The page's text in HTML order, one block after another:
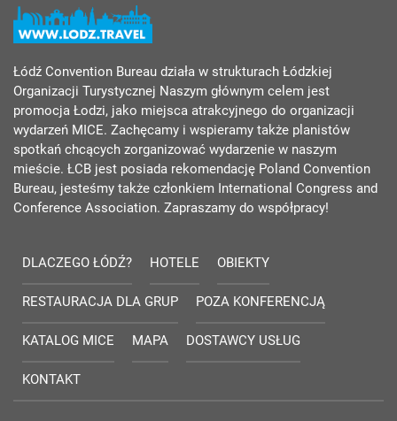
Łódź Convention Bureau działa w strukturach Łódzkiej
Organizacji Turystycznej Naszym głównym celem jest
promocja Łodzi, jako miejsca atrakcyjnego do organizacji
wydarzeń MICE. Zachęcamy i wspieramy także planistów
spotkań chcących zorganizować wydarzenie w naszym
mieście. ŁCB jest posiada rekomendację Poland Convention
Bureau, jesteśmy także członkiem International Congress and
Conference Association. Zapraszamy do współpracy!
DLACZEGO ŁÓDŹ? HOTELE OBIEKTY
RESTAURACJA DLA GRUP POZA KONFERENCJĄ
KATALOG MICE MAPA DOSTAWCY USŁUG
KONTAKT